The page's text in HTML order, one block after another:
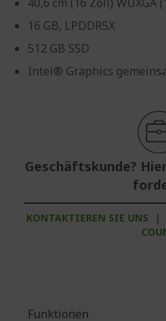
16 GB, LPDDR5X
512 GB SSD
Intel® Graphics
Geschäftskunde?
KONTAKTIEREN SIE UNS |
Funktionen